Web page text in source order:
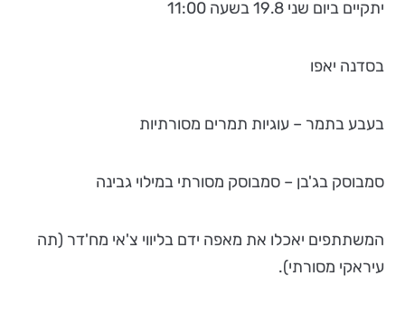
יתקיים ביום שני 19.8 בשעה 11:00
בסדנה יאפו
בעבע בתמר – עוגיות תמרים מסורתיות
סמבוסק בג'בן – סמבוסק מסורתי במילוי גבינה
המשתתפים יאכלו את מאפה ידם בליווי צ'אי מח'דר (תה
עיראקי מסורתי).